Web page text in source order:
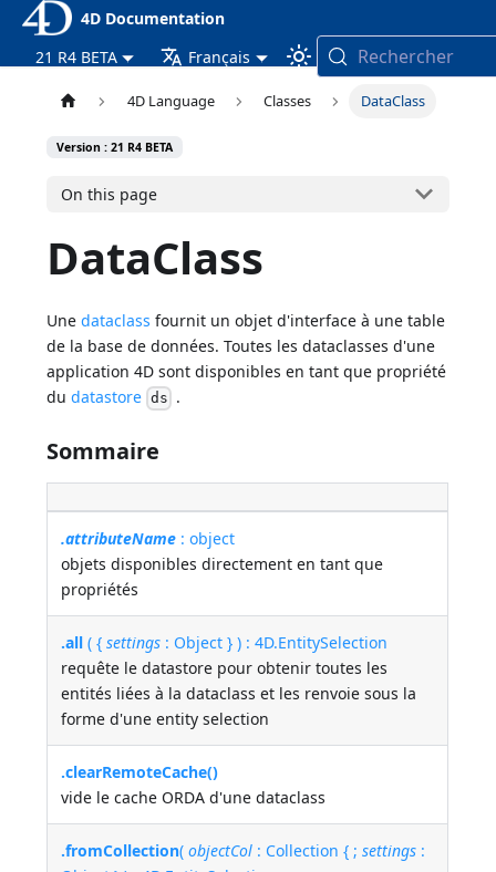
4D Documentation
21 R4 BETA
Français Rechercher
4D Language Classes DataClass
Version : 21 R4 BETA
On this page
DataClass
Unedataclass fournit un objet d'interface à une table
de la base de données. Toutes les dataclasses d'une
application 4D sont disponibles en tant que propriété
dudatastore ds .
Sommaire
.attributeName : object
objets disponibles directement en tant que
propriétés
.all ( {settings : Object } ) : 4D.EntitySelection
requête le datastore pour obtenir toutes les
entités liées à la dataclass et les renvoie sous la
forme d'une entity selection
.clearRemoteCache()
vide le cache ORDA d'une dataclass
.fromCollection(objectCol : Collection { ;settings :